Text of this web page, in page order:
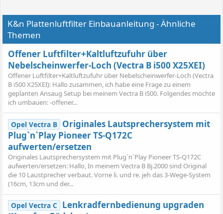
K&n Plattenluftfilter Einbauanleitung - Ähnliche
Themen
Offener Luftfilter+Kaltluftzufuhr über
Nebelscheinwerfer-Loch (Vectra B i500 X25XEI)
Offener Luftfilter+Kaltluftzufuhr über Nebelscheinwerfer-Loch (Vectra
B i500 X25XEI): Hallo zusammen, ich habe eine Frage zu einem
geplanten Ansaug Setup bei meinem Vectra B i500. Folgendes möchte
ich umbauen: -offener...
Opel Vectra B Originales Lautsprechersystem mit
Plug`n`Play Pioneer TS-Q172C
aufwerten/ersetzen
Originales Lautsprechersystem mit Plug`n`Play Pioneer TS-Q172C
aufwerten/ersetzen: Hallo, In meinem Vectra B Bj.2000 sind Original
die 10 Laustprecher verbaut. Vorne li. und re. jeh das 3-Wege-System
(16cm, 13cm und der...
Opel Vectra C
Lenkradfernbedienung upgraden